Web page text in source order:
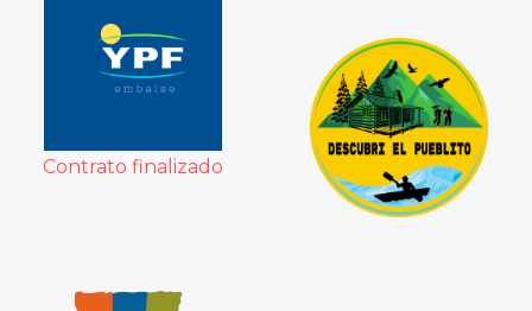
Contrato finalizado